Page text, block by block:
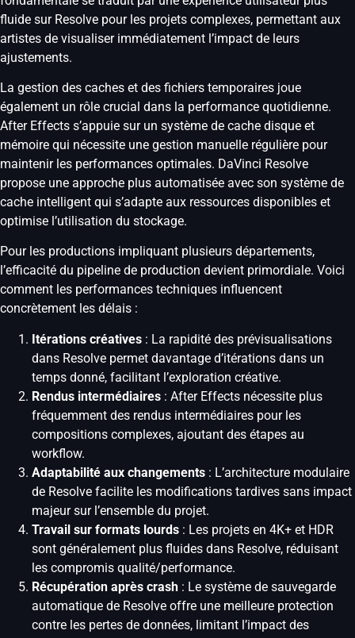
fluide sur Resolve pour les projets complexes, permettant aux
artistes de visualiser immédiatement l’impact de leurs
ajustements.
La gestion des caches et des fichiers temporaires joue
également un rôle crucial dans la performance quotidienne.
After Effects s’appuie sur un système de cache disque et
mémoire qui nécessite une gestion manuelle régulière pour
maintenir les performances optimales. DaVinci Resolve
propose une approche plus automatisée avec son système de
cache intelligent qui s’adapte aux ressources disponibles et
optimise l’utilisation du stockage.
Pour les productions impliquant plusieurs départements,
l’efficacité du pipeline de production devient primordiale. Voici
comment les performances techniques influencent
concrètement les délais :
Itérations créatives : La rapidité des prévisualisations
dans Resolve permet davantage d’itérations dans un
temps donné, facilitant l’exploration créative.
Rendus intermédiaires : After Effects nécessite plus
fréquemment des rendus intermédiaires pour les
compositions complexes, ajoutant des étapes au
workflow.
Adaptabilité aux changements : L’architecture modulaire
de Resolve facilite les modifications tardives sans impact
majeur sur l’ensemble du projet.
Travail sur formats lourds : Les projets en 4K+ et HDR
sont généralement plus fluides dans Resolve, réduisant
les compromis qualité/performance.
Récupération après crash : Le système de sauvegarde
automatique de Resolve offre une meilleure protection
contre les pertes de données, limitant l’impact des